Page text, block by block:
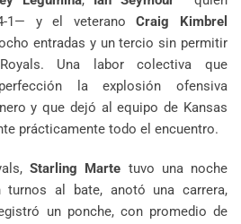
1— y el veteranoCraig Kimbrel
entradas y un tercio sin permitir
Una labor colectiva que
la explosión ofensiva
y que dejó al equipo de Kansas
prácticamente todo el encuentro.
Starling Marte tuvo una noche
al bate, anotó una carrera,
un ponche, con promedio de